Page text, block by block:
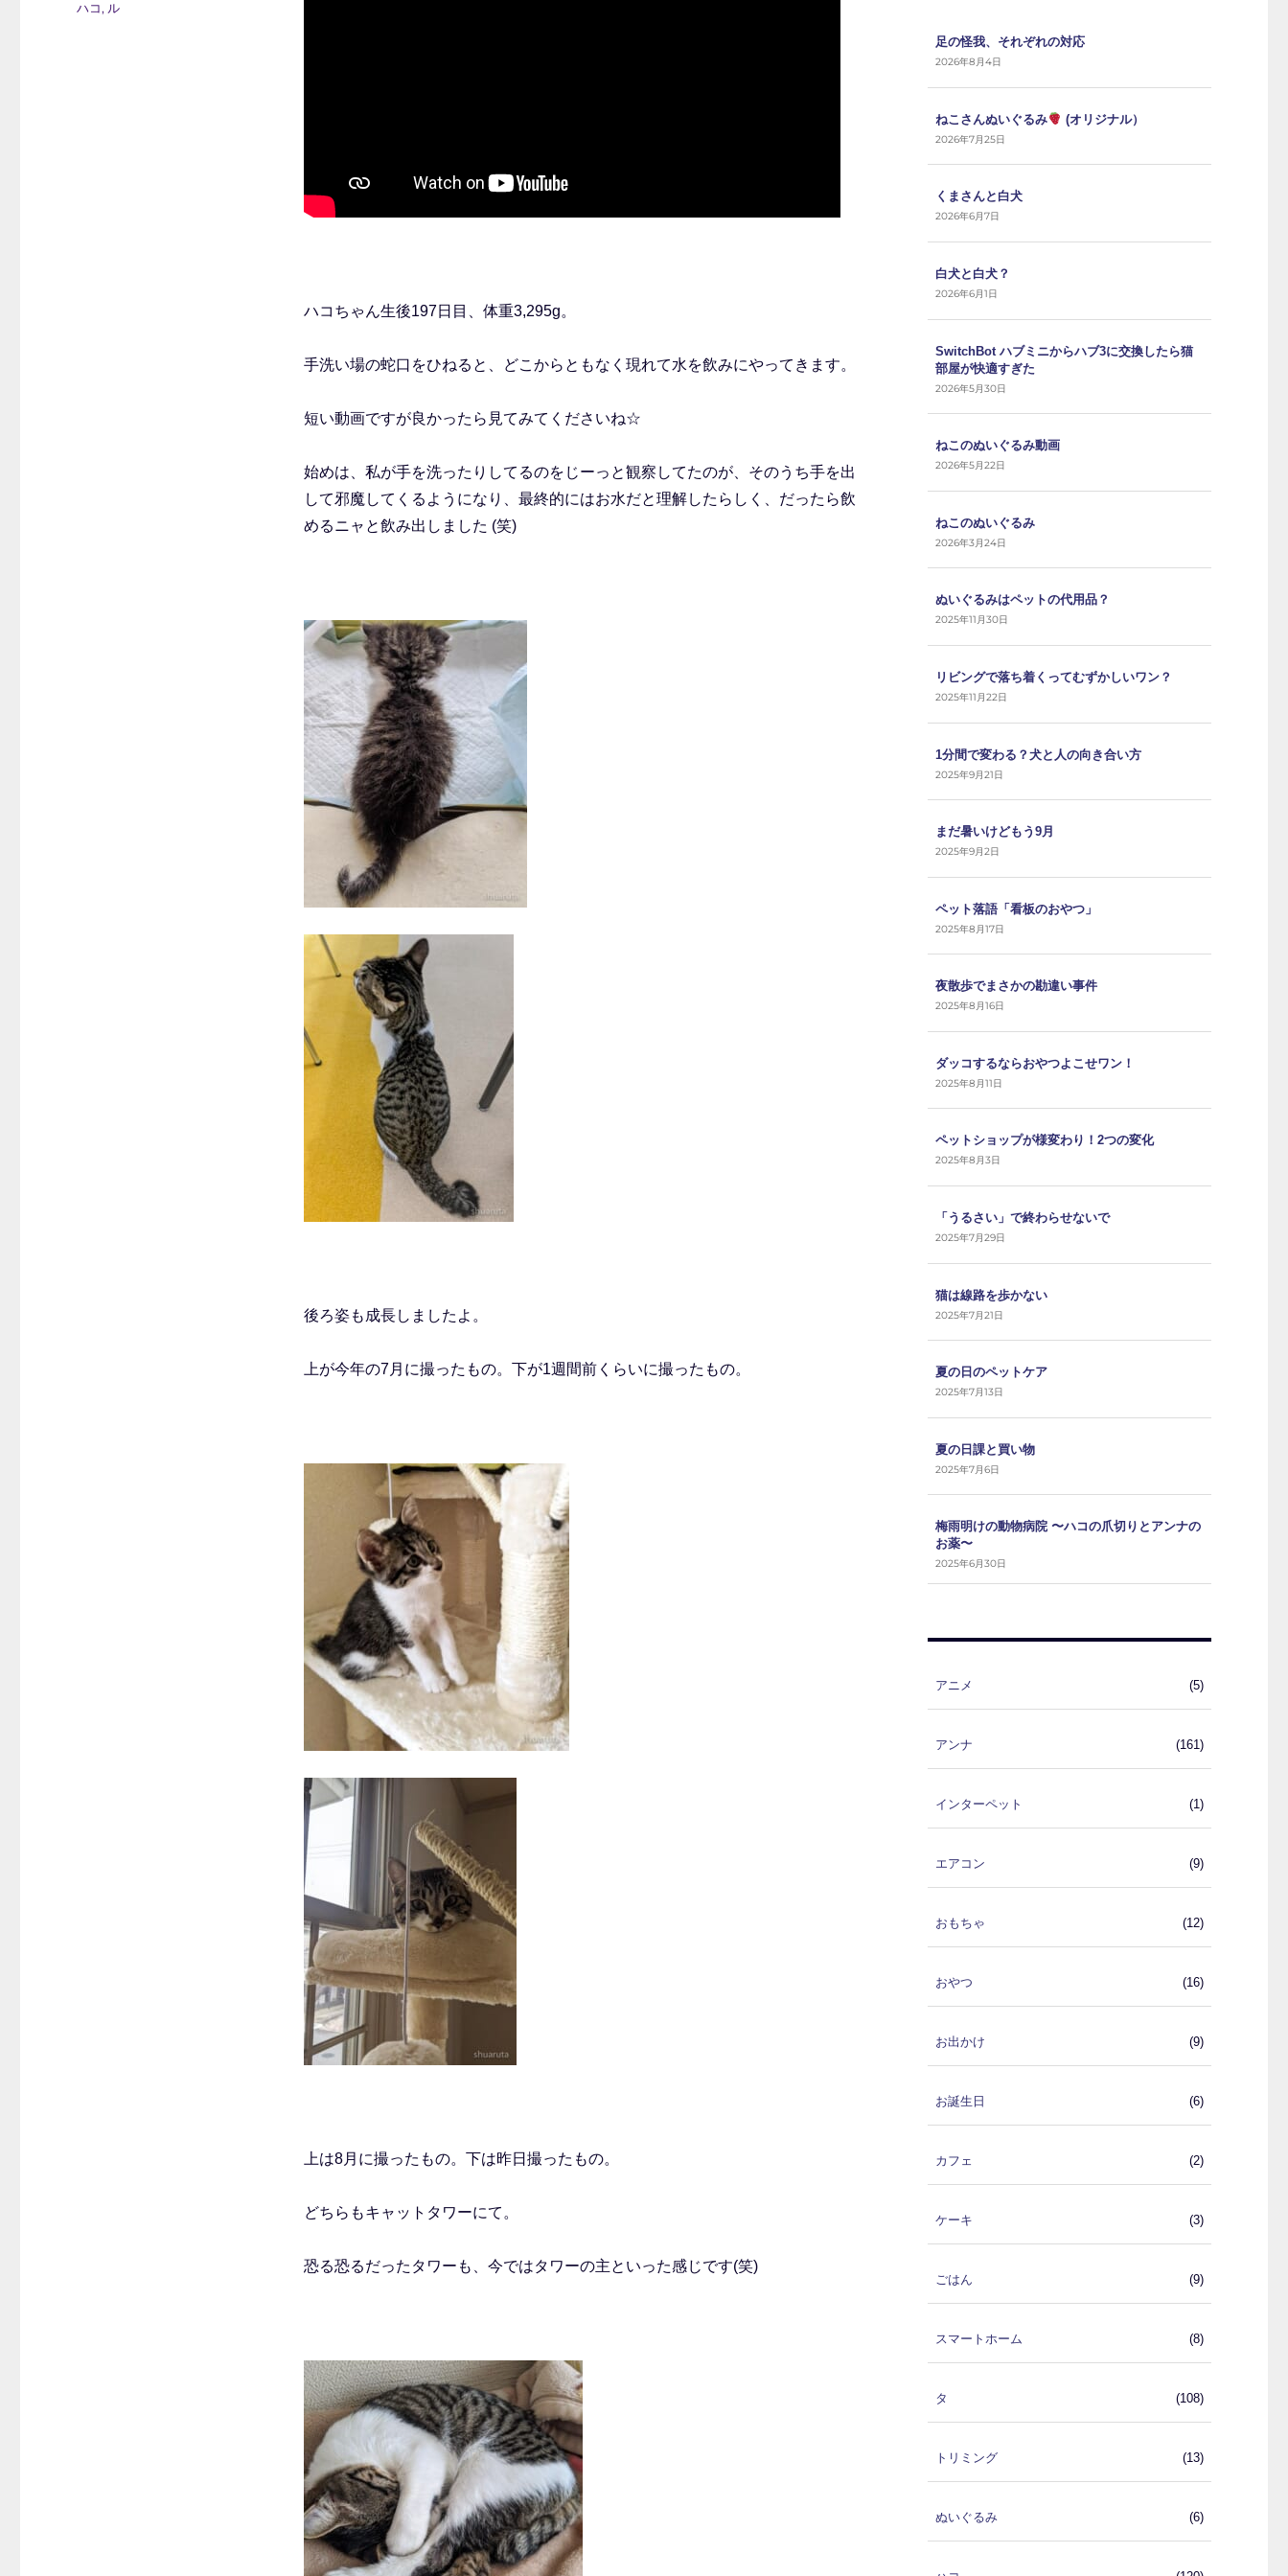
ハコちゃん生後197日目、体重3,295g。
手洗い場の蛇口をひねると、どこからともなく現れて水を飲みにやってきます。
短い動画ですが良かったら見てみてくださいね☆
始めは、私が手を洗ったりしてるのをじーっと観察してたのが、そのうち手を出
して邪魔してくるようになり、最終的にはお水だと理解したらしく、だったら飲
めるニャと飲み出しました (笑)
後ろ姿も成長しましたよ。
上が今年の7月に撮ったもの。下が1週間前くらいに撮ったもの。
上は8月に撮ったもの。下は昨日撮ったもの。
どちらもキャットタワーにて。
恐る恐るだったタワーも、今ではタワーの主といった感じです(笑)
カ
ハコ, ル
足の怪我、それぞれの対応
2026年8月4日
ねこさんぬいぐるみ (オリジナル）
2026年7月25日
くまさんと白犬
2026年6月7日
白犬と白犬？
2026年6月1日
SwitchBot ハブミニからハブ3に交換したら猫
部屋が快適すぎた
2026年5月30日
ねこのぬいぐるみ動画
2026年5月22日
ねこのぬいぐるみ
2026年3月24日
ぬいぐるみはペットの代用品？
2025年11月30日
リビングで落ち着くってむずかしいワン？
2025年11月22日
1分間で変わる？犬と人の向き合い方
2025年9月21日
まだ暑いけどもう9月
2025年9月2日
ペット落語「看板のおやつ」
2025年8月17日
夜散歩でまさかの勘違い事件
2025年8月16日
ダッコするならおやつよこせワン！
2025年8月11日
ペットショップが様変わり！2つの変化
2025年8月3日
「うるさい」で終わらせないで
2025年7月29日
猫は線路を歩かない
2025年7月21日
夏の日のペットケア
2025年7月13日
夏の日課と買い物
2025年7月6日
梅雨明けの動物病院 〜ハコの爪切りとアンナの
お薬〜
2025年6月30日
アニメ (5)
アンナ (161)
インターペット (1)
エアコン (9)
おもちゃ (12)
おやつ (16)
お出かけ (9)
お誕生日 (6)
カフェ (2)
ケーキ (3)
ごはん (9)
スマートホーム (8)
タ (108)
トリミング (13)
ぬいぐるみ (6)